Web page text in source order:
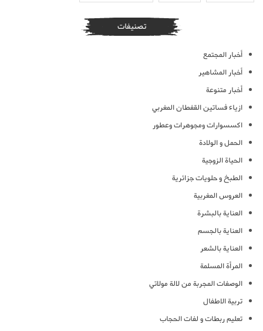
تصنيفات
أخبار المجتمع
أخبار المشاهير
أخبار متنوعة
ازياء فساتين القفطان المغربي
اكسسوارات ومجوهرات وعطور
الحمل و الولادة
الحياة الزوجية
الطبخ و حلويات جزائرية
العروس المغربية
العناية بالبشرة
العناية بالجسم
العناية بالشعر
المرأة المسلمة
الوصفات المجربة من لالة مولاتي
تربية الاطفال
تعليم ربطات و لفات الحجاب